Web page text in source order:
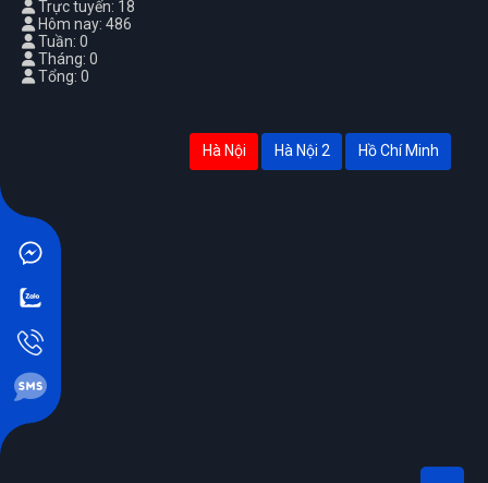
Trực tuyến: 18
Hôm nay: 486
Tuần: 0
Tháng: 0
Tổng: 0
Hà Nội Hà Nội 2 Hồ Chí Minh